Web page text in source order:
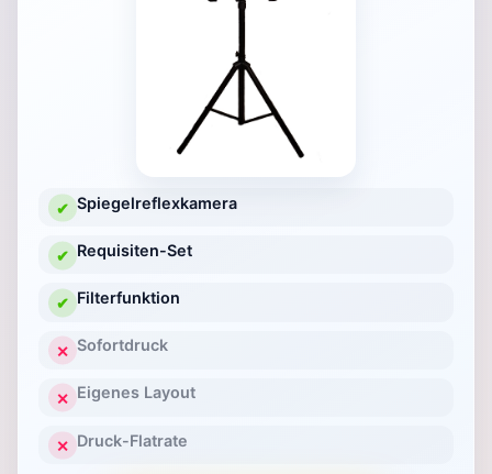
✔ Spiegelreflexkamera
✔ Requisiten-Set
✔ Filterfunktion
✕ Sofortdruck
✕ Eigenes Layout
✕ Druck-Flatrate